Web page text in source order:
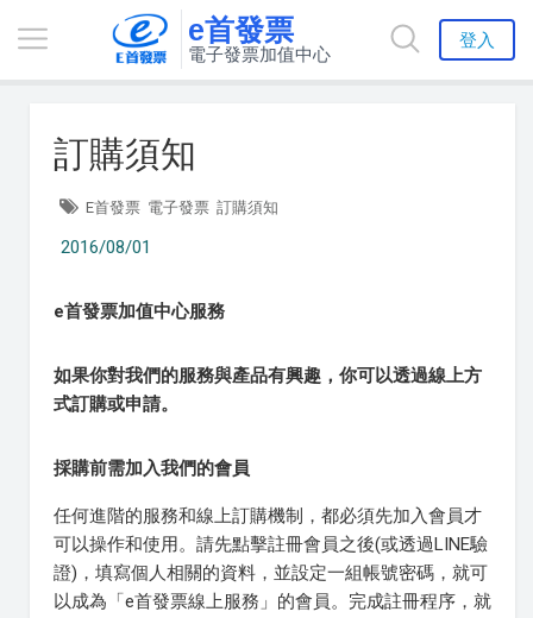
e首發票
電子發票加值中心
登入
訂購須知
E首發票 電子發票 訂購須知
2016/08/01
e首發票加值中心服務
如果你對我們的服務與產品有興趣，你可以透過線上方
式訂購或申請。
採購前需加入我們的會員
任何進階的服務和線上訂購機制，都必須先加入會員才
可以操作和使用。請先點擊註冊會員之後(或透過LINE驗
證)，填寫個人相關的資料，並設定一組帳號密碼，就可
以成為「e首發票線上服務」的會員。完成註冊程序，就